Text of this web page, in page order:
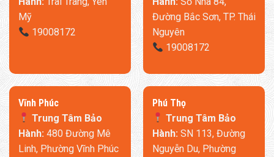
Mỹ
19008172
Đường Bắc Sơn, TP. Thái
Nguyên
19008172
​Vĩnh Phúc
Trung Tâm Bảo
Hành:480 Đường Mê
Linh, Phường Vĩnh Phúc
​Phú Thọ
Trung Tâm Bảo
Hành:SN 113, Đường
Nguyễn Du, Phường